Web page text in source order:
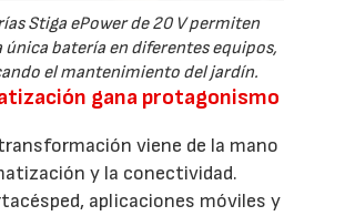
Stiga ePower de 20 V permiten
única batería en diferentes equipos,
el mantenimiento del jardín.
gana protagonismo
viene de la mano
y la conectividad.
aplicaciones móviles y